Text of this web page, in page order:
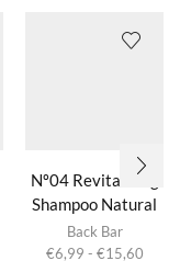
Nº04 Revitalizing
Shampoo Natural
Herbs
Back Bar
€6,99 - €15,60
heeft